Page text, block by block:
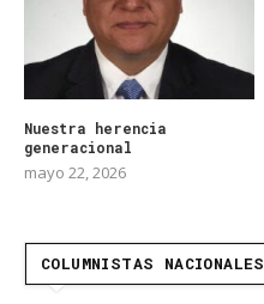
Nuestra herencia
generacional
mayo 22, 2026
COLUMNISTAS NACIONALES